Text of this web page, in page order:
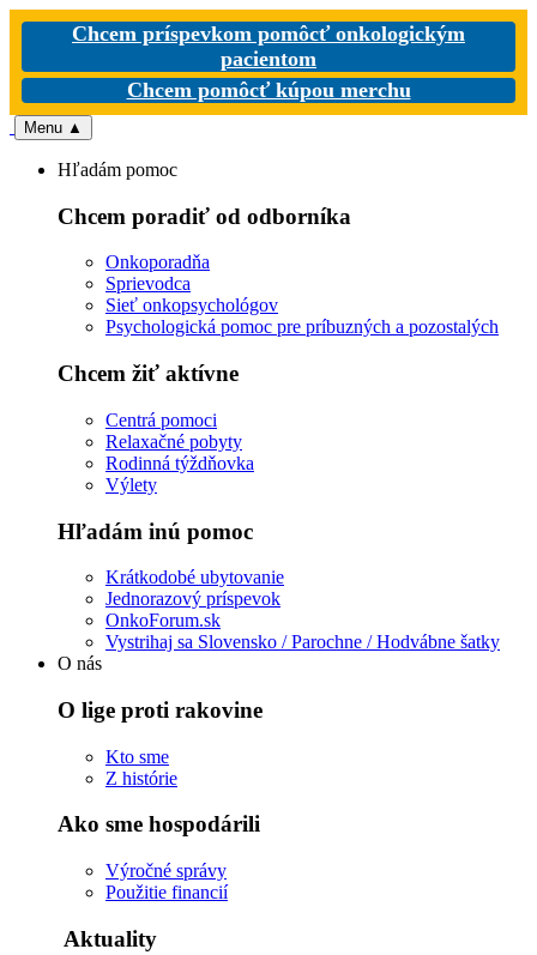
Chcem príspevkom pomôcť onkologickým
pacientom
Chcem pomôcť kúpou merchu
Menu ▲
Hľadám pomoc
Chcem poradiť od odborníka
Onkoporadňa
Sprievodca
Sieť onkopsychológov
Psychologická pomoc pre príbuzných a pozostalých
Chcem žiť aktívne
Centrá pomoci
Relaxačné pobyty
Rodinná týždňovka
Výlety
Hľadám inú pomoc
Krátkodobé ubytovanie
Jednorazový príspevok
OnkoForum.sk
Vystrihaj sa Slovensko / Parochne / Hodvábne šatky
O nás
O lige proti rakovine
Kto sme
Z histórie
Ako sme hospodárili
Výročné správy
Použitie financií
Aktuality